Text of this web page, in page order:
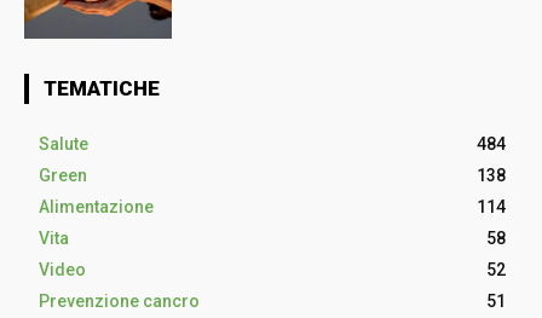
TEMATICHE
Salute
484
Green
138
Alimentazione
114
Vita
58
Video
52
Prevenzione cancro
51